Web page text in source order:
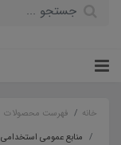
خانه
فهرست محصولات
منابع عمومی